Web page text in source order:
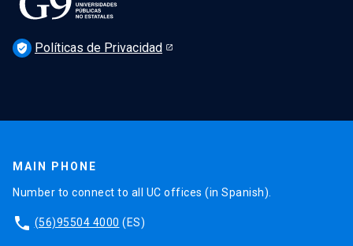
verified_user Políticas de Privacidad
MAIN PHONE
Number to connect to all UC offices (in Spanish).
phone (56)95504 4000 (ES)